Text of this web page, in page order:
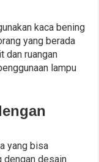
kaca bening
yang berada
dan ruangan
lampu
yang bisa
dengan desain